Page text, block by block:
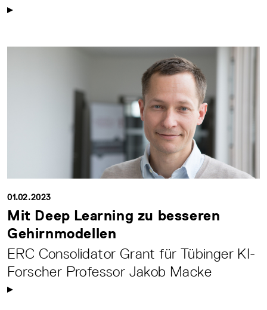
01.02.2023
Mit Deep Learning zu besseren
Gehirnmodellen
ERC Consolidator Grant für Tübinger KI-
Forscher Professor Jakob Macke